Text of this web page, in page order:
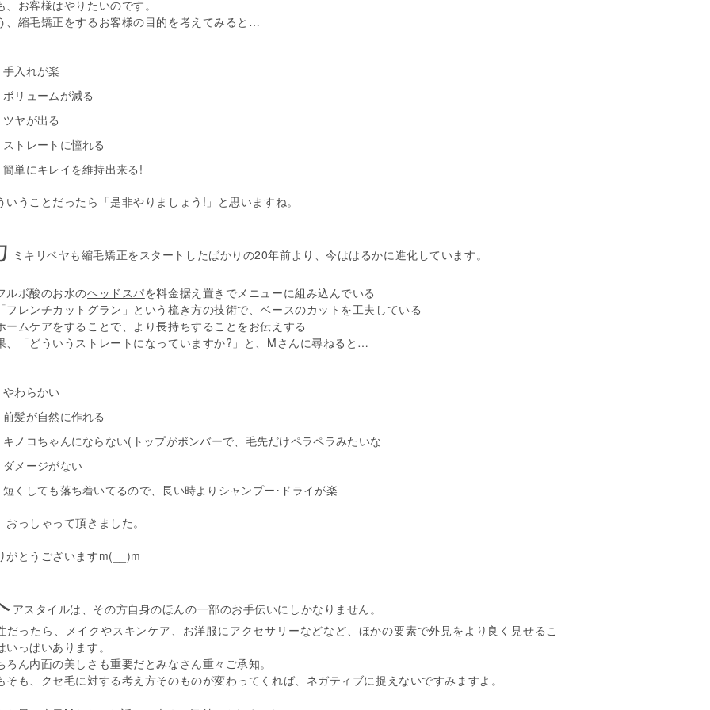
、お客様はやりたいのです。
、縮毛矯正をするお客様の目的を考えてみると…
手入れが楽
ボリュームが減る
ツヤが出る
ストレートに憧れる
簡単にキレイを維持出来る!
いうことだったら「是非やりましょう!」と思いますね。
ミキリベヤも縮毛矯正をスタートしたばかりの20年前より、今ははるかに進化しています。
ボ酸のお水のヘッドスパを料金据え置きでメニューに組み込んでいる
「フレンチカットグラン」 という梳き方の技術で、ベースのカットを工夫している
ームケアをすることで、より長持ちすることをお伝えする
、「どういうストレートになっていますか?」と、Mさんに尋ねると…
やわらかい
前髪が自然に作れる
キノコちゃんにならない(トップがボンバーで、毛先だけペラペラみたいな
ダメージがない
短くしても落ち着いてるので、長い時よりシャンプー･ドライが楽
おっしゃって頂きました。
がとうございますm(__)m
アスタイルは、その方自身のほんの一部のお手伝いにしかなりません。
だったら、メイクやスキンケア、お洋服にアクセサリーなどなど、ほかの要素で外見をより良く見せるこ
いっぱいあります。
ろん内面の美しさも重要だとみなさん重々ご承知。
そも、クセ毛に対する考え方そのものが変わってくれば、ネガティブに捉えないですみますよ。